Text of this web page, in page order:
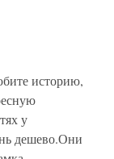
историю,
у
дешево.Они